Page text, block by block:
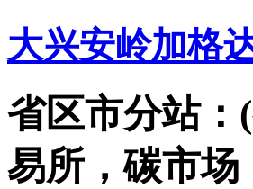
大兴安岭加格
省区市分站：
易所，碳市场